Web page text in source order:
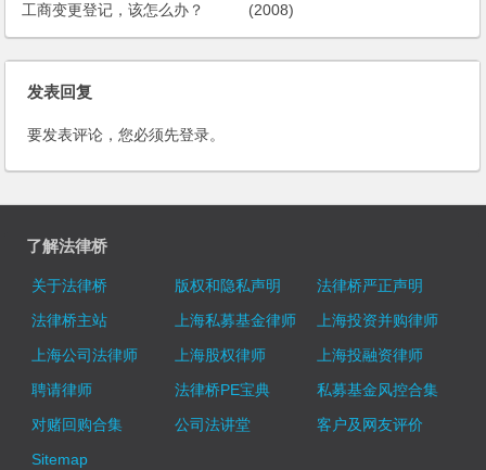
工商变更登记，该怎么办？
(2008)
发表回复
要发表评论，您必须先登录。
了解法律桥
关于法律桥 版权和隐私声明
法律桥严正声明
法律桥主站
上海私募基金律师
上海投资并购律师
上海公司法律师
上海股权律师
上海投融资律师
聘请律师
法律桥PE宝典
私募基金风控合集
对赌回购合集
公司法讲堂
客户及网友评价
Sitemap